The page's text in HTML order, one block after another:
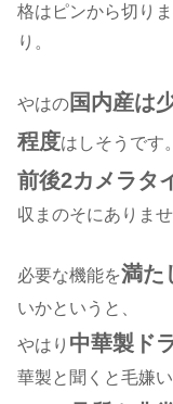
格はピンから切り
り。
やはの 国内産は
程度はしそうです。
前後2カメラタ
収まのそにありませ
必要な機能を満た
いかというと、
やはり 中華製ド
華製と聞くと毛嫌